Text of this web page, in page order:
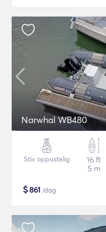
Narwhal WB480
Stiv oppustelig
16 ft
5 m
$861 /dag